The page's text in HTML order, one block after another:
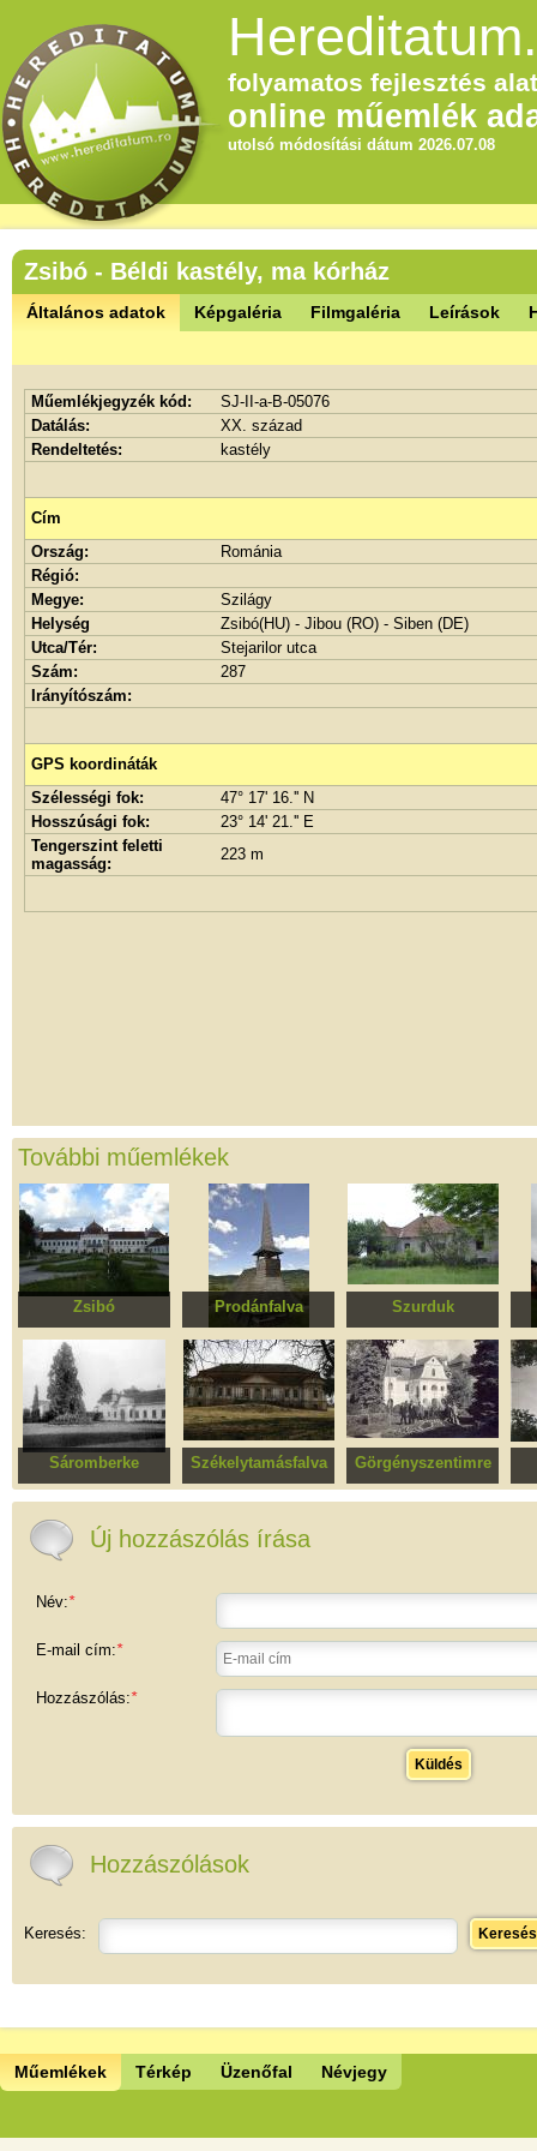
folyamatos fejlesztés
online műemlék
utolsó módosítási dátum 2026.07.08
Zsibó - Béldi kastély, ma kórház
Általános adatok Képgaléria Filmgaléria Leírások
Műemlékjegyzék kód:
SJ-II-a-B-05076
Datálás:
XX. század
Rendeltetés:
kastély
Cím
Ország:
Románia
Régió:
Megye:
Szilágy
Helység
Zsibó(HU) - Jibou (RO) - Siben (DE)
Utca/Tér:
Stejarilor utca
Szám:
287
Irányítószám:
GPS koordináták
Szélességi fok:
47° 17' 16.'' N
Hosszúsági fok:
23° 14' 21.'' E
Tengerszint feletti
magasság:
223 m
További műemlékek
Zsibó
Wesselényi kastély
Prodánfalva
Szent György ortodox
fatemplom
Szurduk
Jósika kastély, ma
Agromec
Sáromberke
Teleki kastély
Székelytamásfalva
Thúry-Bányai kastély
Görgényszentimre
Bornemissza kastély
Új hozzászólás írása
Név:*
E-mail cím:*
Hozzászólás:*
Küldés
Hozzászólások
Keresés: Keresés
Műemlékek Térkép Üzenőfal Névjegy